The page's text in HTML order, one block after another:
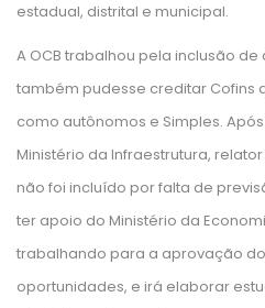
estadual, distrital e municipal.
A OCB trabalhou pela inclusão
também pudesse creditar Cofins
como autônomos e Simples.
Ministério da Infraestrutura,
não foi incluído por falta de
ter apoio do Ministério da
trabalhando para a aprovação
oportunidades, e irá elaborar